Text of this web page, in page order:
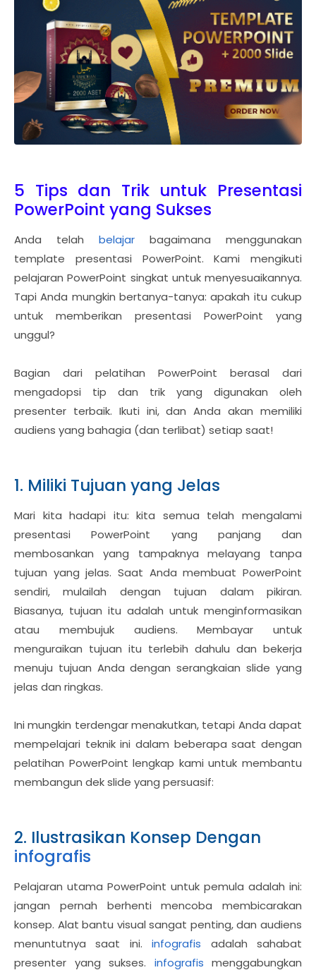
5 Tips dan Trik untuk Presentasi
PowerPoint yang Sukses
Anda telah belajar bagaimana menggunakan
template presentasi PowerPoint. Kami mengikuti
pelajaran PowerPoint singkat untuk menyesuaikannya.
Tapi Anda mungkin bertanya-tanya: apakah itu cukup
untuk memberikan presentasi PowerPoint yang
unggul?
Bagian dari pelatihan PowerPoint berasal dari
mengadopsi tip dan trik yang digunakan oleh
presenter terbaik. Ikuti ini, dan Anda akan memiliki
audiens yang bahagia (dan terlibat) setiap saat!
1. Miliki Tujuan yang Jelas
Mari kita hadapi itu: kita semua telah mengalami
presentasi PowerPoint yang panjang dan
membosankan yang tampaknya melayang tanpa
tujuan yang jelas. Saat Anda membuat PowerPoint
sendiri, mulailah dengan tujuan dalam pikiran.
Biasanya, tujuan itu adalah untuk menginformasikan
atau membujuk audiens. Membayar untuk
menguraikan tujuan itu terlebih dahulu dan bekerja
menuju tujuan Anda dengan serangkaian slide yang
jelas dan ringkas.
Ini mungkin terdengar menakutkan, tetapi Anda dapat
mempelajari teknik ini dalam beberapa saat dengan
pelatihan PowerPoint lengkap kami untuk membantu
membangun dek slide yang persuasif:
2. Ilustrasikan Konsep Dengan
infografis
Pelajaran utama PowerPoint untuk pemula adalah ini:
jangan pernah berhenti mencoba membicarakan
konsep. Alat bantu visual sangat penting, dan audiens
menuntutnya saat ini.infografis adalah sahabat
presenter yang sukses. infografis menggabungkan